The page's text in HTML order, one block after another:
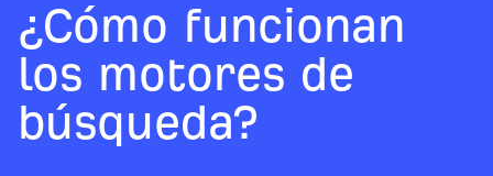
¿Cómo funcionan
los motores de
búsqueda?